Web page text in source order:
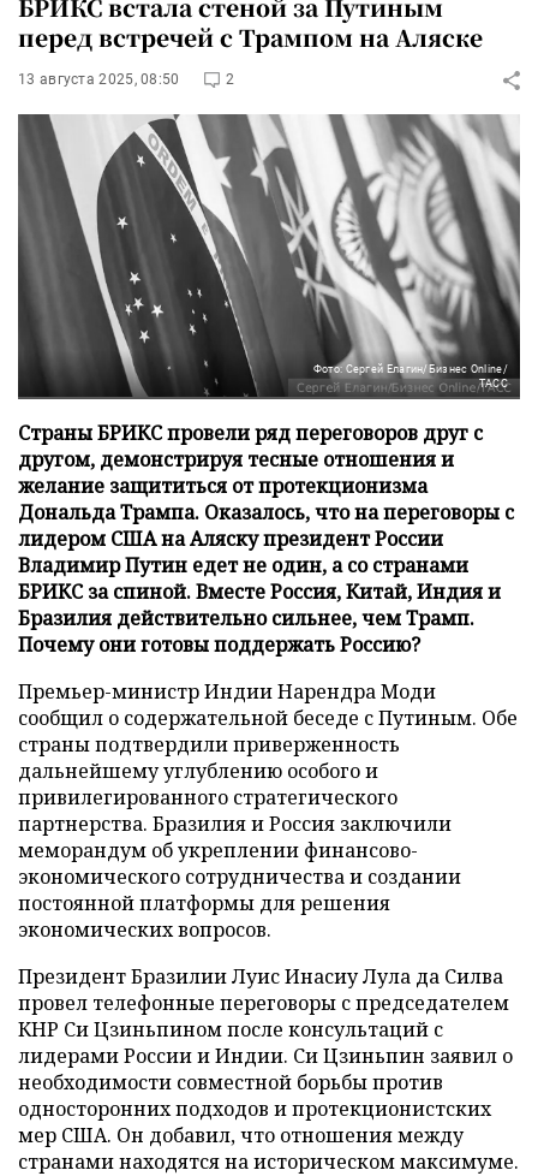
БРИКС встала стеной за Путиным
перед встречей с Трампом на Аляске
13 августа 2025, 08:50 2
Фото: Сергей Елагин/Бизнес Online/
ТАСС
Страны БРИКС провели ряд переговоров друг с
другом, демонстрируя тесные отношения и
желание защититься от протекционизма
Дональда Трампа. Оказалось, что на переговоры с
лидером США на Аляску президент России
Владимир Путин едет не один, а со странами
БРИКС за спиной. Вместе Россия, Китай, Индия и
Бразилия действительно сильнее, чем Трамп.
Почему они готовы поддержать Россию?
Премьер-министр Индии Нарендра Моди
сообщил о содержательной беседе с Путиным. Обе
страны подтвердили приверженность
дальнейшему углублению особого и
привилегированного стратегического
партнерства. Бразилия и Россия заключили
меморандум об укреплении финансово-
экономического сотрудничества и создании
постоянной платформы для решения
экономических вопросов.
Президент Бразилии Луис Инасиу Лула да Силва
провел телефонные переговоры с председателем
КНР Си Цзиньпином после консультаций с
лидерами России и Индии. Си Цзиньпин заявил о
необходимости совместной борьбы против
односторонних подходов и протекционистских
мер США. Он добавил, что отношения между
странами находятся на историческом максимуме.